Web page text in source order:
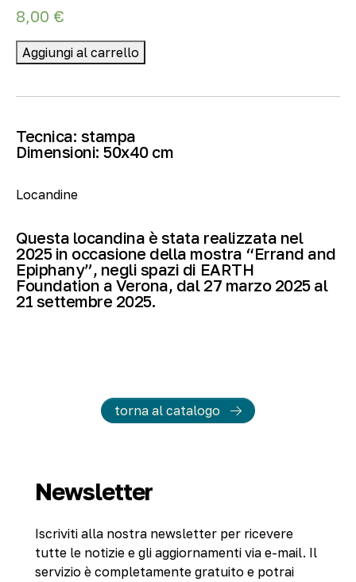
8,00 €
Aggiungi al carrello
Tecnica: stampa
Dimensioni:50x40 cm
Locandine
Questa locandina è stata realizzata nel
2025 in occasione della mostra “Errand and
Epiphany”, negli spazi di EARTH
Foundation a Verona, dal 27 marzo 2025 al
21 settembre 2025.
torna al catalogo
Newsletter
Iscriviti alla nostra newsletter per ricevere
tutte le notizie e gli aggiornamenti via e-mail. Il
servizio è completamente gratuito e potrai